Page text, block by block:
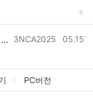
등록자
3NCA2025 등록일
05.15
PC버전